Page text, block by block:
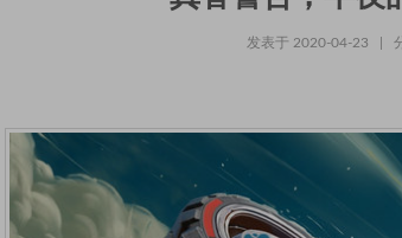
发表于 2020-04-23